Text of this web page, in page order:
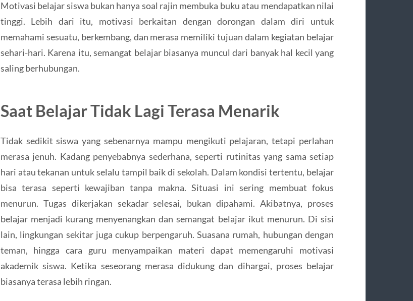
Motivasi belajar siswa bukan hanya soal rajin membuka buku atau mendapatkan nilai
tinggi. Lebih dari itu, motivasi berkaitan dengan dorongan dalam diri untuk
memahami sesuatu, berkembang, dan merasa memiliki tujuan dalam kegiatan belajar
sehari-hari. Karena itu, semangat belajar biasanya muncul dari banyak hal kecil yang
saling berhubungan.
Saat Belajar Tidak Lagi Terasa Menarik
Tidak sedikit siswa yang sebenarnya mampu mengikuti pelajaran, tetapi perlahan
merasa jenuh. Kadang penyebabnya sederhana, seperti rutinitas yang sama setiap
hari atau tekanan untuk selalu tampil baik di sekolah. Dalam kondisi tertentu, belajar
bisa terasa seperti kewajiban tanpa makna. Situasi ini sering membuat fokus
menurun. Tugas dikerjakan sekadar selesai, bukan dipahami. Akibatnya, proses
belajar menjadi kurang menyenangkan dan semangat belajar ikut menurun. Di sisi
lain, lingkungan sekitar juga cukup berpengaruh. Suasana rumah, hubungan dengan
teman, hingga cara guru menyampaikan materi dapat memengaruhi motivasi
akademik siswa. Ketika seseorang merasa didukung dan dihargai, proses belajar
biasanya terasa lebih ringan.